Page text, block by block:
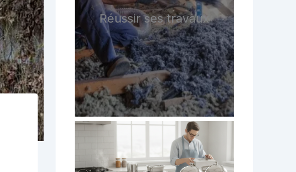
Réussir ses travaux